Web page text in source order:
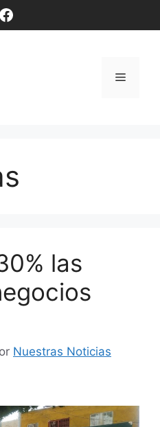
Facebook
Menú
las
Nuestras Noticias